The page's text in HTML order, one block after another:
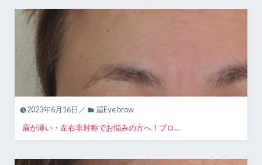
2023年6月16日／
眉Eye brow
眉が薄い・左右非対称でお悩みの方へ！プロ...